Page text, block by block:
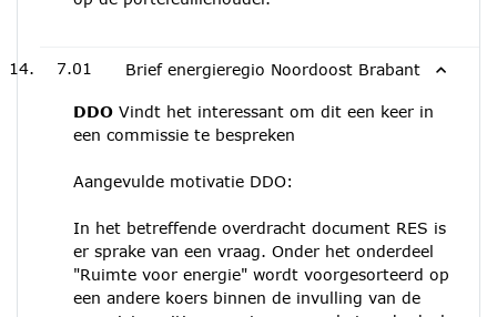
7.01 Brief energieregio Noordoost Brabant
DDO Vindt het interessant om dit een keer in
een commissie te bespreken
Aangevulde motivatie DDO:
In het betreffende overdracht document RES is
er sprake van een vraag. Onder het onderdeel
"Ruimte voor energie" wordt voorgesorteerd op
een andere koers binnen de invulling van de